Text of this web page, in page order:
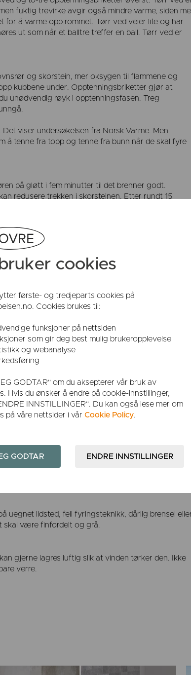
fuktig trevirke avgir også mindre varme, siden
for å varme opp rommet. Tørr ved veier lite og har
ut som når et balltre treffer en ball. Tørr ved er
og skorstein, mer oksygen til flammene og
kubbene under. Opptenningsbriketter gjør at
unødvendig røyk i opptenningsfasen. Treg
viser undersøkelsen fra Norsk Varme. Men
å tenne fra topp og tenne fra bunn når de skal fyre
på gløtt i fem minutter til det brenner godt.
redusere trekken i skorsteinen. Etter rundt 15
Det er viktig å ikke stenge spjeldet så mye at
brenner mer effektivt og renere, samtidig som den
bedre effekt og mer varme ut av fyringen din. Å
mer sot og gjør også at temperaturen blir for høy,
Det gjør at du raskt får høy nok
og partiklene brennes helt opp. Dette bidrar også
produsenten skriver i veiledningen før du starter.
OM VEDEN ER TØRR NOK
og blås fra den andre kortenden. Når
rett gjennom kubben og det dannes såpebobler
av vedovnen. Laget vil isolere og beskytte
i ovnen.
Peiskubber anbefales heller ikke, da det kan føre til
uegnet ildsted, feil fyringsteknikk, dårlig brensel
skal være finfordelt og grå.
gjerne lagres luftig slik at vinden tørker den. Ikke
verre.
cookies
første- og tredjeparts cookies på
Cookies brukes til:
funksjoner på nettsiden
som gir deg best mulig brukeropplevelse
og webanalyse
GODTAR" om du aksepterer vår bruk av
Hvis du ønsker å endre på cookie-innstillinger,
INNSTILLINGER". Du kan også lese mer om
på våre nettsider i vår Cookie Policy